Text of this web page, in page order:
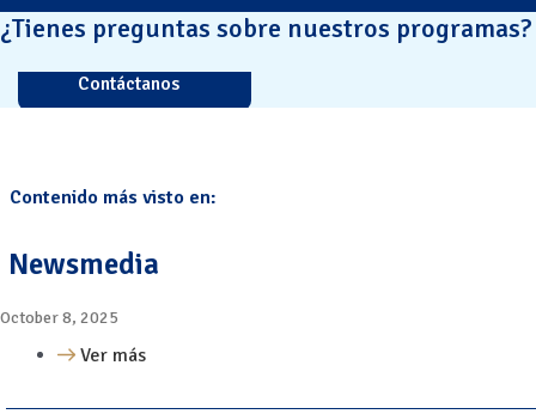
¿Tienes preguntas sobre nuestros programas?
Contáctanos
Contenido más visto en:
Newsmedia
October 8, 2025
Ver más